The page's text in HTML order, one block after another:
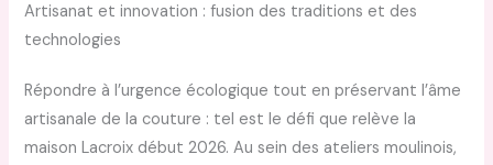
Artisanat et innovation : fusion des traditions et des
technologies
Répondre à l’urgence écologique tout en préservant l’âme
artisanale de la couture : tel est le défi que relève la
maison Lacroix début 2026. Au sein des ateliers moulinois,